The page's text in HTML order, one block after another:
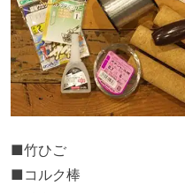
■竹ひご
■コルク棒